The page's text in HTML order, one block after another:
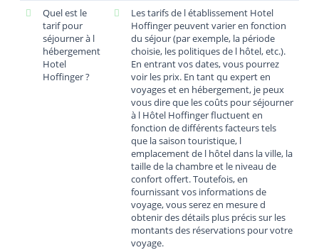
Quel est le
tarif pour
séjourner à l
hébergement
Hotel
Hoffinger ?
Les tarifs de l établissement Hotel
Hoffinger peuvent varier en fonction
du séjour (par exemple, la période
choisie, les politiques de l hôtel, etc.).
En entrant vos dates, vous pourrez
voir les prix. En tant qu expert en
voyages et en hébergement, je peux
vous dire que les coûts pour séjourner
à l Hôtel Hoffinger fluctuent en
fonction de différents facteurs tels
que la saison touristique, l
emplacement de l hôtel dans la ville, la
taille de la chambre et le niveau de
confort offert. Toutefois, en
fournissant vos informations de
voyage, vous serez en mesure d
obtenir des détails plus précis sur les
montants des réservations pour votre
voyage.